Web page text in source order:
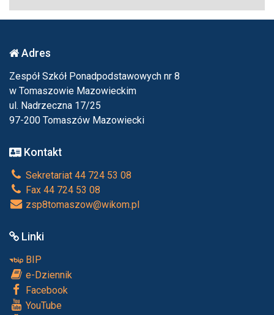
Adres
Zespół Szkół Ponadpodstawowych nr 8
w Tomaszowie Mazowieckim
ul. Nadrzeczna 17/25
97-200 Tomaszów Mazowiecki
Kontakt
Sekretariat 44 724 53 08
Fax 44 724 53 08
zsp8tomaszow@wikom.pl
Linki
BIP
e-Dziennik
Facebook
YouTube